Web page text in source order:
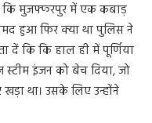
मुजफ्फरपुर में एक कबाड़
हुआ फिर क्या था पुलिस ने
दें कि कि हाल ही में पूर्णिया
इंजन को बेच दिया, जो
खड़ा था। उसके लिए उन्होंने